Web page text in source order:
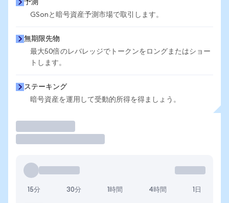
予測
GSonと暗号資産予測市場で取引します。
無期限先物
最大50倍のレバレッジでトークンをロングまたはショー
トします。
ステーキング
暗号資産を運用して受動的所得を得ましょう。
15分 30分 1時間 4時間 1日